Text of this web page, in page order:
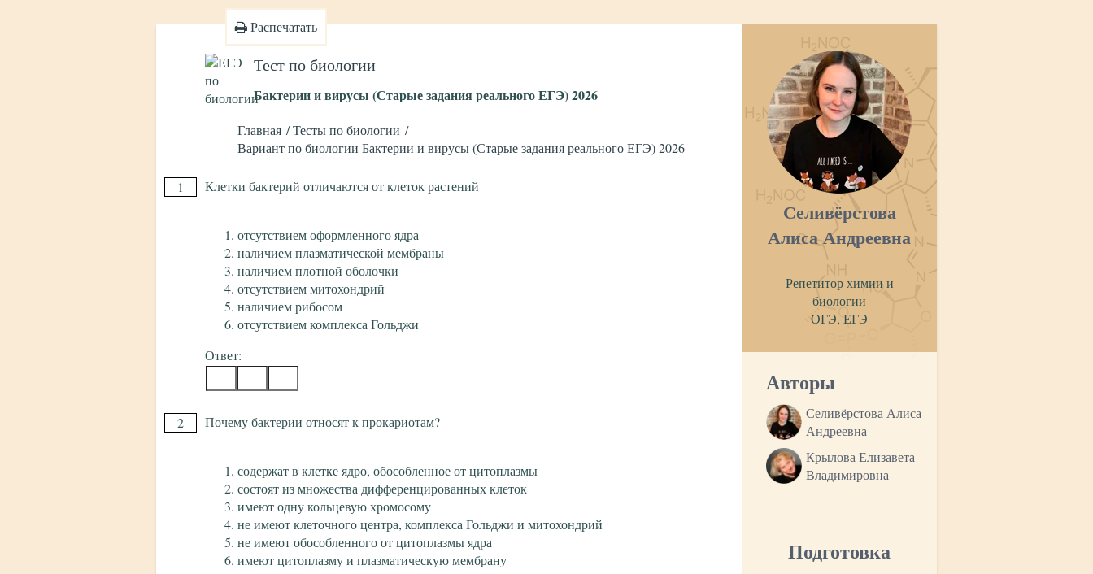
Селивёрстова
Алиса Андреевна
Репетитор химии и
биологии
ОГЭ, ЕГЭ
Авторы
Селивёрстова Алиса
Андреевна
Крылова Елизавета
Владимировна
Подготовка
Распечатать
Тест по биологии
Бактерии и вирусы (Старые задания реального ЕГЭ) 2026
Главная
Тесты по биологии
Вариант по биологии Бактерии и вирусы (Старые задания реального ЕГЭ) 2026
1 Клетки бактерий отличаются от клеток растений
отсутствием оформленного ядра
наличием плазматической мембраны
наличием плотной оболочки
отсутствием митохондрий
наличием рибосом
отсутствием комплекса Гольджи
Ответ:
2 Почему бактерии относят к прокариотам?
содержат в клетке ядро, обособленное от цитоплазмы
состоят из множества дифференцированных клеток
имеют одну кольцевую хромосому
не имеют клеточного центра, комплекса Гольджи и митохондрий
не имеют обособленного от цитоплазмы ядра
имеют цитоплазму и плазматическую мембрану